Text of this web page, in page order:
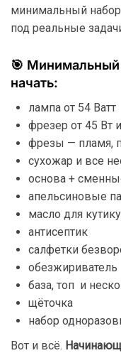
минимальный
под реальные
🎯 Минимальный
начать:
лампа от 54 Ватт
фрезер от 45 Вт
фрезы — пламя,
сухожар и все
основа +
апельсиновые
масло для
антисептик
салфетки
обезжириватель
база, топ и
щёточка
набор
Вот и всё.